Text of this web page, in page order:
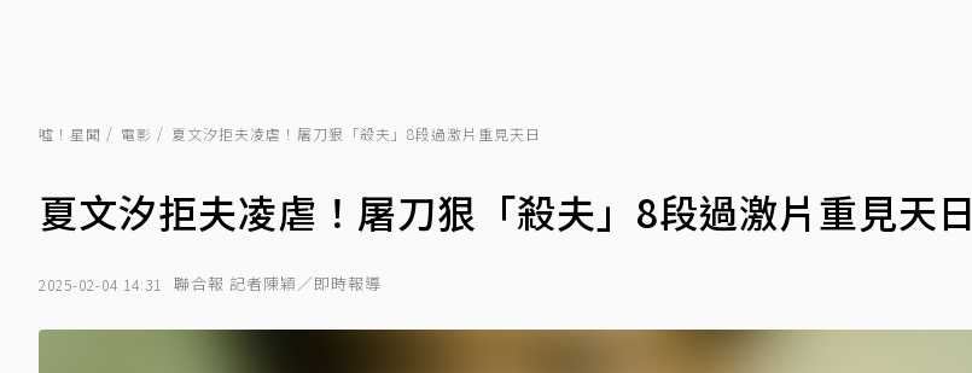
噓！星聞 電影 夏文汐拒夫凌虐！屠刀狠「殺夫」8段過激片重見天日
夏文汐拒夫凌虐！屠刀狠「殺夫」8段過激片重見天日
2025-02-04 14:31 聯合報 記者陳穎／即時報導